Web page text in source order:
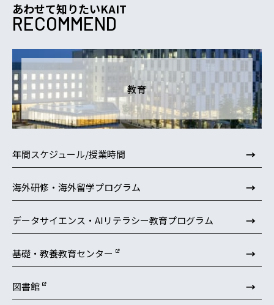
あわせて知りたいKAIT
RECOMMEND
教育
年間スケジュール/授業時間 →
海外研修・海外留学プログラム →
データサイエンス・AIリテラシー教育プログラム →
基礎・教養教育センター →
図書館 →